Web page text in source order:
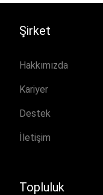
Şirket
Hakkımızda
Kariyer
Destek
İletişim
Topluluk